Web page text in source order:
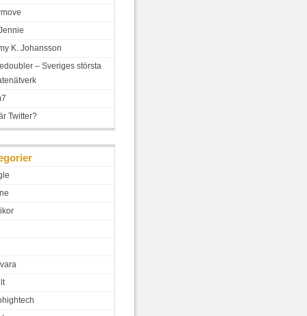
K. Johansson
– Sveriges största
Twitter?